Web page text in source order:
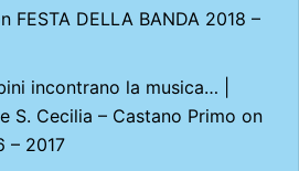
FESTA DELLA BANDA 2018 –
incontrano la musica… |
S. Cecilia – Castano Primo on
– 2017